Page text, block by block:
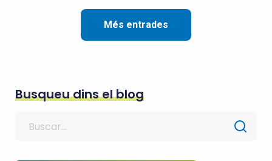
Més entrades
Busqueu dins el blog